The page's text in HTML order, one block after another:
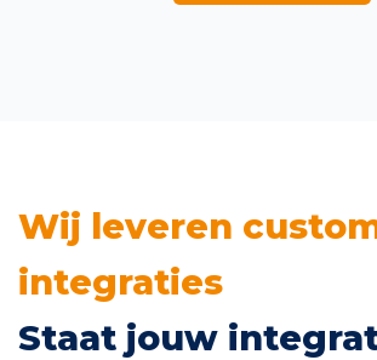
Werken bij One
Wij leveren
integraties
Staat jouw